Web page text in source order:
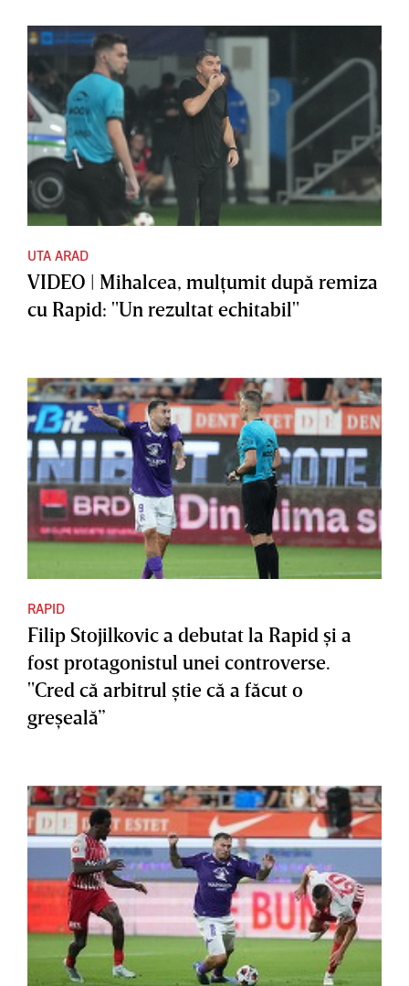
UTA ARAD
VIDEO | Mihalcea, mulţumit după remiza
cu Rapid: "Un rezultat echitabil"
RAPID
Filip Stojilkovic a debutat la Rapid şi a
fost protagonistul unei controverse.
"Cred că arbitrul ştie că a făcut o
greşeală”